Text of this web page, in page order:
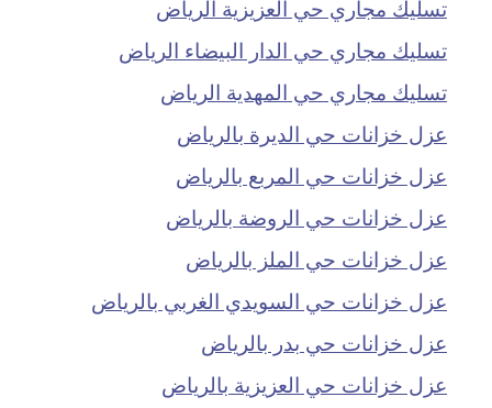
تسليك مجاري حي العزيزية الرياض
تسليك مجاري حي الدار البيضاء الرياض
تسليك مجاري حي المهدية الرياض
عزل خزانات حي الديرة بالرياض
عزل خزانات حي المربع بالرياض
عزل خزانات حي الروضة بالرياض
عزل خزانات حي الملز بالرياض
عزل خزانات حي السويدي الغربي بالرياض
عزل خزانات حي بدر بالرياض
عزل خزانات حي العزيزية بالرياض